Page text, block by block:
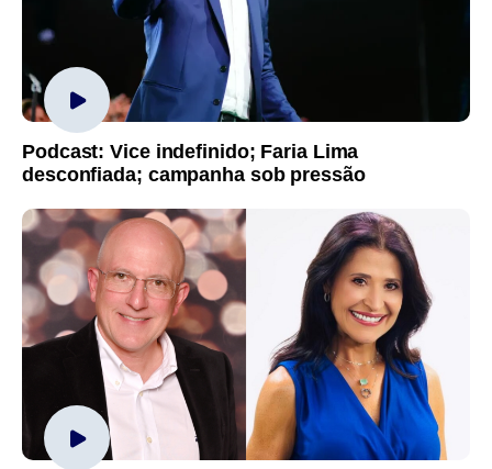
Podcast: Vice indefinido; Faria Lima
desconfiada; campanha sob pressão